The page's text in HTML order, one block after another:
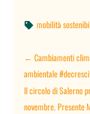
 mobilità
←Cambiamenti
ambientale
Il circolo di Salerno
novembre. Presente